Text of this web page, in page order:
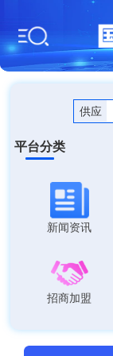
供应
平台分类
新闻资讯
招商加盟